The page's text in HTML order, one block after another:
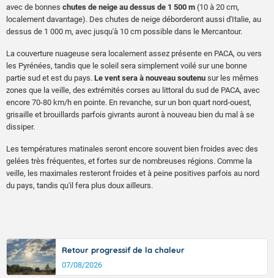
avec de bonnes chutes de neige au dessus de 1 500 m (10 à 20 cm,
localement davantage). Des chutes de neige déborderont aussi d'Italie, au
dessus de 1 000 m, avec jusqu'à 10 cm possible dans le Mercantour.
La couverture nuageuse sera localement assez présente en PACA, ou vers
les Pyrénées, tandis que le soleil sera simplement voilé sur une bonne
partie sud et est du pays. Le vent sera à nouveau soutenu sur les mêmes
zones que la veille, des extrémités corses au littoral du sud de PACA, avec
encore 70-80 km/h en pointe. En revanche, sur un bon quart nord-ouest,
grisaille et brouillards parfois givrants auront à nouveau bien du mal à se
dissiper.
Les températures matinales seront encore souvent bien froides avec des
gelées très fréquentes, et fortes sur de nombreuses régions. Comme la
veille, les maximales resteront froides et à peine positives parfois au nord
du pays, tandis qu'il fera plus doux ailleurs.
Retour progressif de la chaleur
07/08/2026